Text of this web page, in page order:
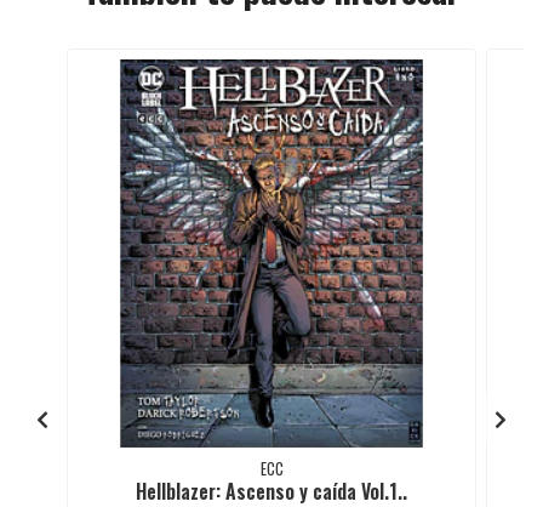
ECC
Hellblazer: Ascenso y caída Vol.1..